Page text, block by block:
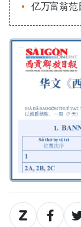
亿万富翁范